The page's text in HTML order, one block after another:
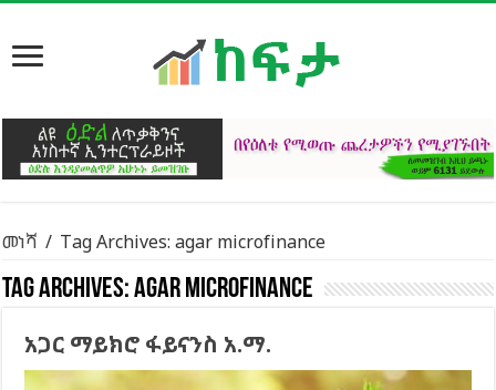
መነሻ / Tag Archives: agar microfinance
Tag Archives:agar microfinance
አጋር ማይክሮ ፋይናንስ አ.ማ.